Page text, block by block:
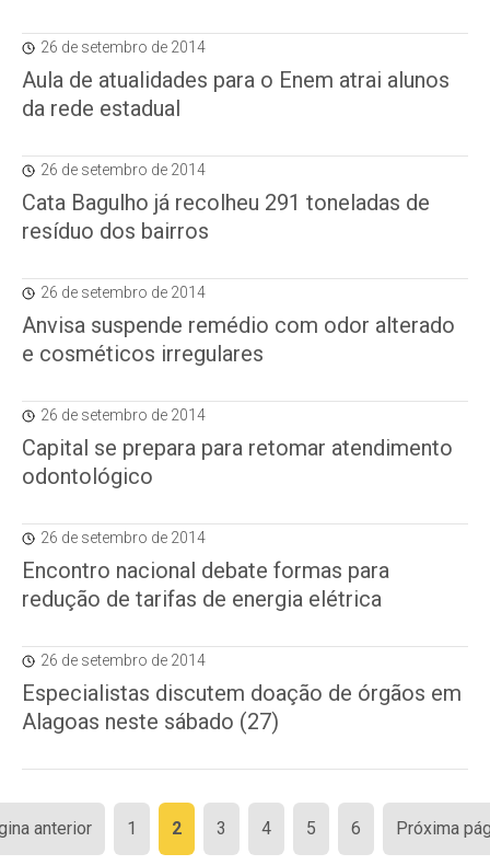
26 de setembro de 2014
Aula de atualidades para o Enem atrai alunos
da rede estadual
26 de setembro de 2014
Cata Bagulho já recolheu 291 toneladas de
resíduo dos bairros
26 de setembro de 2014
Anvisa suspende remédio com odor alterado
e cosméticos irregulares
26 de setembro de 2014
Capital se prepara para retomar atendimento
odontológico
26 de setembro de 2014
Encontro nacional debate formas para
redução de tarifas de energia elétrica
26 de setembro de 2014
Especialistas discutem doação de órgãos em
Alagoas neste sábado (27)
Paginação
de
anterior 1 2 3 4 5 6 Próxima